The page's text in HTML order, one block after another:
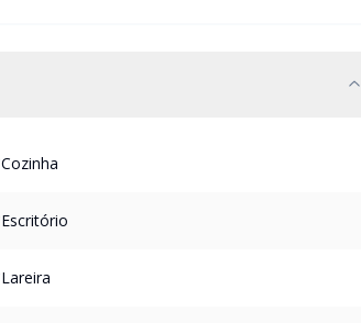
Cozinha
Escritório
Lareira